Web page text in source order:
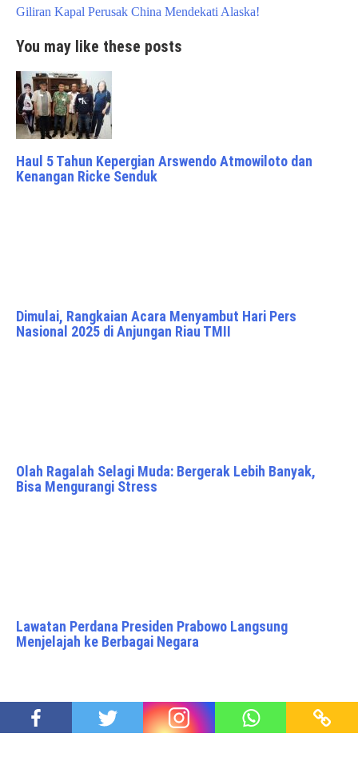
Giliran Kapal Perusak China Mendekati Alaska!
You may like these posts
Haul 5 Tahun Kepergian Arswendo Atmowiloto dan
Kenangan Ricke Senduk
Dimulai, Rangkaian Acara Menyambut Hari Pers
Nasional 2025 di Anjungan Riau TMII
Olah Ragalah Selagi Muda: Bergerak Lebih Banyak,
Bisa Mengurangi Stress
Lawatan Perdana Presiden Prabowo Langsung
Menjelajah ke Berbagai Negara